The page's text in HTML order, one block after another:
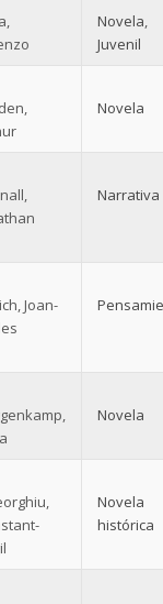
Novela,
Juvenil
Novela
Narrativa
Joan-
Novela
Novela
histórica